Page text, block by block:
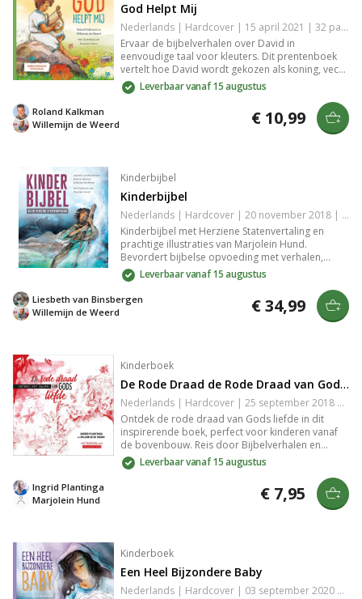
God Helpt Mij
Nederlands | Hardcover | 15 april 2021 | 32 pagina's | Herziene Statenvertaling | 9789033835872
Ervaar de bijbelverhalen over David in
eenvoudige taal voor kleuters. Dit prentenboek
vertelt hoe David wordt gekozen als koning, vecht
tegen Goliath, vriendschap sluit met Jonathan en
koning wordt. Inclusief liederen, gebeden en
illustraties van Marjolein Hund. Thema: God als
Leverbaar vanaf 15 augustus
Willemijn de Weerd
Roland Kalkman € 10,99
Kinderbijbel
Kinderbijbel
Nederlands | Hardcover | 20 november 2018 | 464 pagina's | Herziene Statenvertaling | 9789065394385
Kinderbijbel met Herziene Statenvertaling en
prachtige illustraties van Marjolein Hund.
Bevordert bijbelse opvoeding met verhalen,
bijbelteksten, vragen en uitleg van kernwoorden.
Ideaal voor rustmomenten in het gezinsleven en
om de heilsgeschiedenis begrijpelijk te maken
voor kinderen.
Leverbaar vanaf 15 augustus
Willemijn de Weerd
Liesbeth van Binsbergen € 34,99
Kinderboek
De Rode Draad de Rode Draad van Gods Liefde
Nederlands | Hardcover | 25 september 2018 | 32 pagina's | Basisbijbel | 9789033835315
Ontdek de rode draad van Gods liefde in dit
inspirerende boek, perfect voor kinderen vanaf
de bovenbouw. Reis door Bijbelverhalen en
bekijk hoe Gods reddingsplan ons leven verrijkt.
Ideaal als cadeau rondom christelijke feestdagen,
dit boek maakt Bijbelverhalen toegankelijk en
Leverbaar vanaf 15 augustus
Marjolein Hund
Ingrid Plantinga € 7,95
Kinderboek
Een Heel Bijzondere Baby
Nederlands | Hardcover | 03 september 2020 | 32 pagina's | 9789033835209